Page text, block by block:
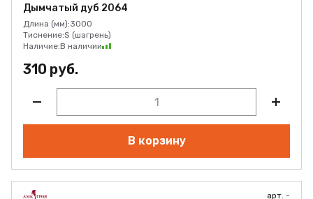
Дымчатый дуб 2064
Длина (мм):3000
Тиснение:S (шагрень)
Наличие:В наличии
310 руб.
В корзину
арт. -